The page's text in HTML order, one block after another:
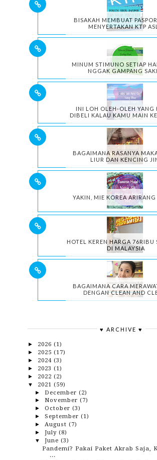
BISAKAH MEMBUAT
MENYERTAKAN KTP
MINUM STIMUNO SETIAP
NGGAK GAMPANG
INI LOH OLEH-OLEH YANG
DIBELI KALAU KAMU MAIN
BAGAIMANA RASANYA
LIUR DAN KENCING
YAKIN, MIE KOREA ARIRANG
HOTEL KEREN HARGA 76RIBU
DI MALAYSIA
BAGAIMANA CARA
DENGAN CLEAN AND
♥ ARCHIVE ♥
► 2026 (1)
► 2025 (17)
► 2024 (3)
► 2023 (1)
► 2022 (2)
▼ 2021 (59)
► December (2)
► November (7)
► October (3)
► September (1)
► August (7)
► July (8)
▼ June (3)
Pandemi? Pakai Paket Akrab Saja,
...